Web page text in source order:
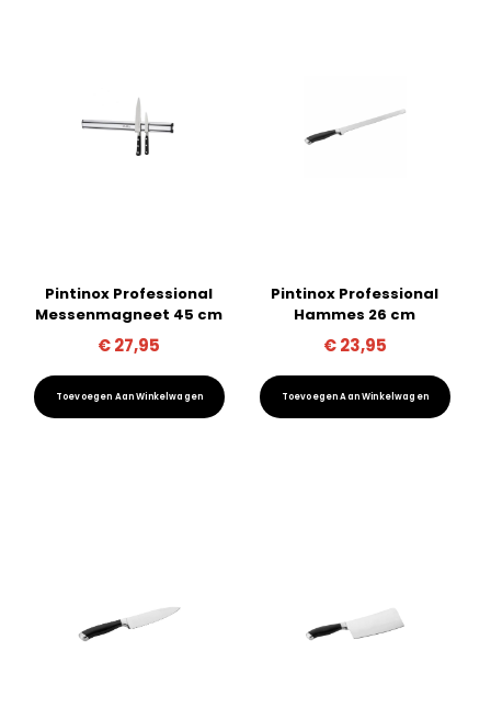
Pintinox Professional
Messenmagneet 45 cm
€27,95
Toevoegen Aan Winkelwagen
Pintinox Professional
Hammes 26 cm
€23,95
Toevoegen Aan Winkelwagen